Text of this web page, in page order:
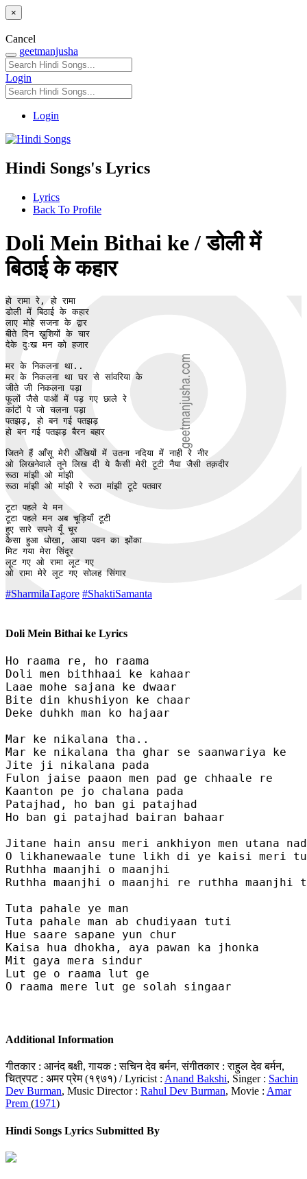
×
Cancel
geetmanjusha
Login
Login
Hindi Songs's Lyrics
Lyrics
Back To Profile
Doli Mein Bithai ke / डोली में
बिठाई के कहार
हो रामा रे, हो रामा
डोली में बिठाई के कहार
लाए मोहे सजना के द्वार
बीते दिन ख़ुशियों के चार
देके दुःख मन को हजार
मर के निकलना था..
मर के निकलना था घर से सांवरिया के
जीते जी निकलना पड़ा
फूलों जैसे पाओं में पड़ गए छाले रे
कांटों पे जो चलना पड़ा
पतझड़, हो बन गई पतझड़
हो बन गई पतझड़ बैरन बहार
जितने हैं आँसू मेरी अँखियों में उतना नदिया में नाही रे नीर
ओ लिखनेवाले तूने लिख दी ये कैसी मेरी टूटी नैया जैसी तक़दीर
रूठा मांझी ओ मांझी
रूठा मांझी ओ मांझी रे रूठा मांझी टूटे पतवार
टूटा पहले ये मन
टूटा पहले मन अब चूड़ियाँ टूटी
हुए सारे सपने यूँ चूर
कैसा हुआ धोखा, आया पवन का झोंका
मिट गया मेरा सिंदूर
लूट गए ओ रामा लूट गए
ओ रामा मेरे लूट गए सोलह सिंगार
#SharmilaTagore #ShaktiSamanta
Doli Mein Bithai ke Lyrics
Ho raama re, ho raama
Doli men bithhaai ke kahaar
Laae mohe sajana ke dwaar
Bite din khushiyon ke chaar
Deke duhkh man ko hajaar
Mar ke nikalana tha..
Mar ke nikalana tha ghar se saanwariya ke
Jite ji nikalana pada
Fulon jaise paaon men pad ge chhaale re
Kaanton pe jo chalana pada
Patajhad, ho ban gi patajhad
Ho ban gi patajhad bairan bahaar
Jitane hain ansu meri ankhiyon men utana
O likhanewaale tune likh di ye kaisi
Ruthha maanjhi o maanjhi
Ruthha maanjhi o maanjhi re ruthha maanjhi
Tuta pahale ye man
Tuta pahale man ab chudiyaan tuti
Hue saare sapane yun chur
Kaisa hua dhokha, aya pawan ka jhonka
Mit gaya mera sindur
Lut ge o raama lut ge
O raama mere lut ge solah singaar
Additional Information
गीतकार : आनंद बक्षी, गायक : सचिन देव बर्मन, संगीतकार : राहुल देव बर्मन,
चित्रपट : अमर प्रेम (१९७१) / Lyricist : Anand Bakshi, Singer : Sachin
Dev Burman, Music Director : Rahul Dev Burman, Movie : Amar
Prem (1971)
Hindi Songs Lyrics Submitted By